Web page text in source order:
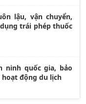
lậu, vận chuyển,
trái phép thuốc
ninh quốc gia, bảo
động du lịch